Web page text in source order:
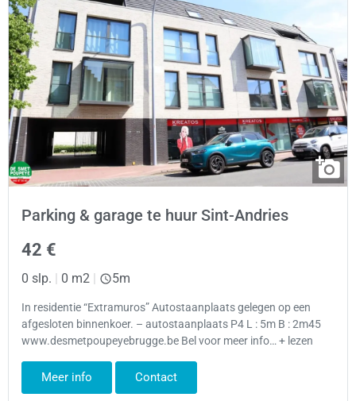
Parking & garage te huur Sint-Andries
42 €
0 slp. | 0 m2 | 5m
In residentie “Extramuros” Autostaanplaats gelegen op een
afgesloten binnenkoer. – autostaanplaats P4 L : 5m B : 2m45
www.desmetpoupeyebrugge.be Bel voor meer info… + lezen
Meer info Contact